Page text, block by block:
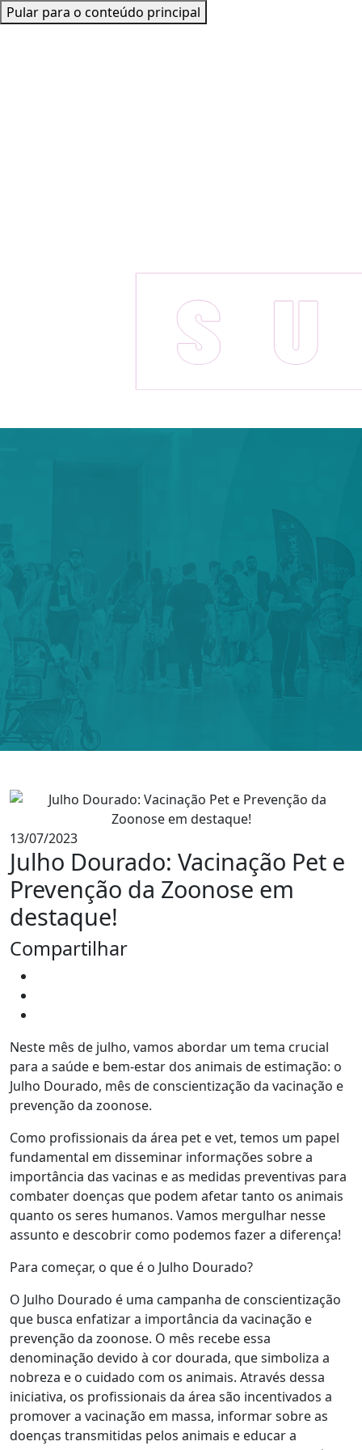
Pular para o conteúdo principal
13/07/2023
Julho Dourado: Vacinação Pet e
Prevenção da Zoonose em
destaque!
Compartilhar
Neste mês de julho, vamos abordar um tema crucial
para a saúde e bem-estar dos animais de estimação: o
Julho Dourado, mês de conscientização da vacinação e
prevenção da zoonose.
Como profissionais da área pet e vet, temos um papel
fundamental em disseminar informações sobre a
importância das vacinas e as medidas preventivas para
combater doenças que podem afetar tanto os animais
quanto os seres humanos. Vamos mergulhar nesse
assunto e descobrir como podemos fazer a diferença!
Para começar, o que é o Julho Dourado?
O Julho Dourado é uma campanha de conscientização
que busca enfatizar a importância da vacinação e
prevenção da zoonose. O mês recebe essa
denominação devido à cor dourada, que simboliza a
nobreza e o cuidado com os animais. Através dessa
iniciativa, os profissionais da área são incentivados a
promover a vacinação em massa, informar sobre as
doenças transmitidas pelos animais e educar a